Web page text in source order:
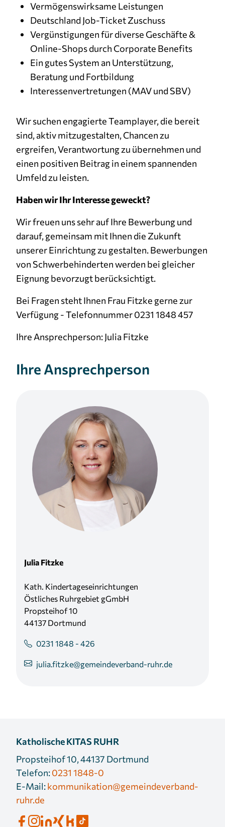
Vermögenswirksame Leistungen
Deutschland Job-Ticket Zuschuss
Vergünstigungen für diverse Geschäfte &
Online-Shops durch Corporate Benefits
Ein gutes System an Unterstützung,
Beratung und Fortbildung
Interessenvertretungen (MAV und SBV)
Wir suchen engagierte Teamplayer, die bereit
sind, aktiv mitzugestalten, Chancen zu
ergreifen, Verantwortung zu übernehmen und
einen positiven Beitrag in einem spannenden
Umfeld zu leisten.
Haben wir Ihr Interesse geweckt?
Wir freuen uns sehr auf Ihre Bewerbung und
darauf, gemeinsam mit Ihnen die Zukunft
unserer Einrichtung zu gestalten. Bewerbungen
von Schwerbehinderten werden bei gleicher
Eignung bevorzugt berücksichtigt.
Bei Fragen steht Ihnen Frau Fitzke gerne zur
Verfügung - Telefonnummer 0231 1848 457
Ihre Ansprechperson: Julia Fitzke
Ihre Ansprechperson
Julia Fitzke
Kath. Kindertageseinrichtungen
Östliches Ruhrgebiet gGmbH
Propsteihof 10
44137 Dortmund
0231 1848 - 426
julia.fitzke@gemeindeverband-ruhr.de
Katholische KITAS RUHR
Propsteihof 10, 44137 Dortmund
Telefon:0231 1848-0
E-Mail:kommunikation@gemeindeverband-
ruhr.de